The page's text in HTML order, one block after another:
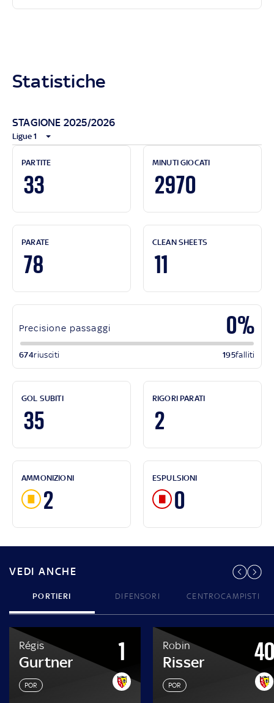
Statistiche
STAGIONE 2025/2026
Ligue 1
PARTITE
33
MINUTI GIOCATI
2970
PARATE
78
CLEAN SHEETS
11
Precisione passaggi 0%
674riusciti 195falliti
GOL SUBITI
35
RIGORI PARATI
2
AMMONIZIONI
2
ESPULSIONI
0
VEDI ANCHE
PORTIERI DIFENSORI CENTROCAMPISTI
Régis
Gurtner
POR
1 Robin
Risser
POR
40